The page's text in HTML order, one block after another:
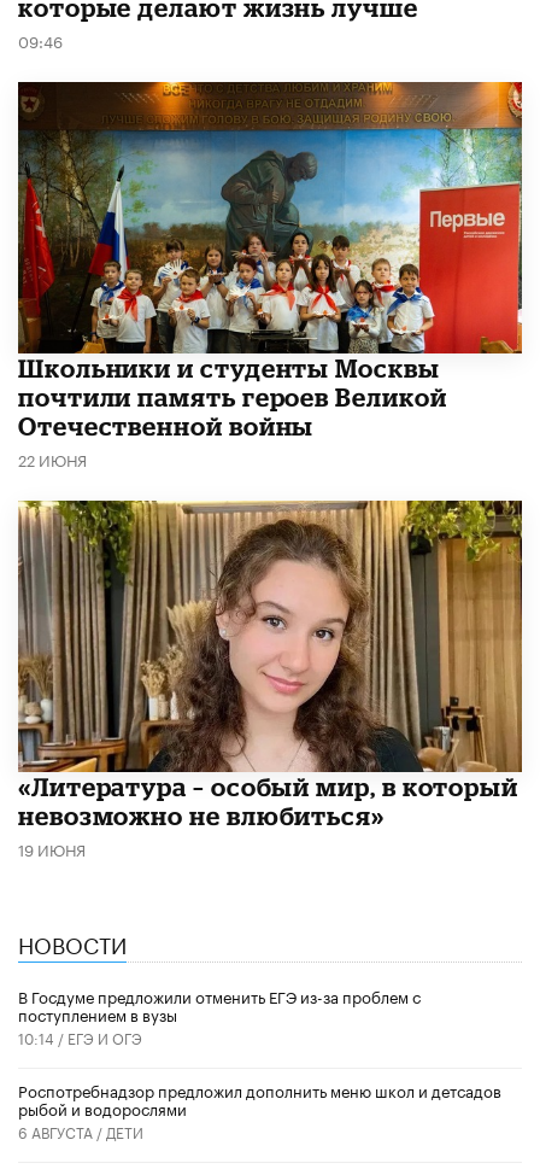
которые делают жизнь лучше
09:46
Школьники и студенты Москвы
почтили память героев Великой
Отечественной войны
22 ИЮНЯ
​«Литература – особый мир, в который
невозможно не влюбиться»
19 ИЮНЯ
НОВОСТИ
В Госдуме предложили отменить ЕГЭ из-за проблем с
поступлением в вузы
10:14 / ЕГЭ И ОГЭ
Роспотребнадзор предложил дополнить меню школ и детсадов
рыбой и водорослями
6 АВГУСТА / ДЕТИ